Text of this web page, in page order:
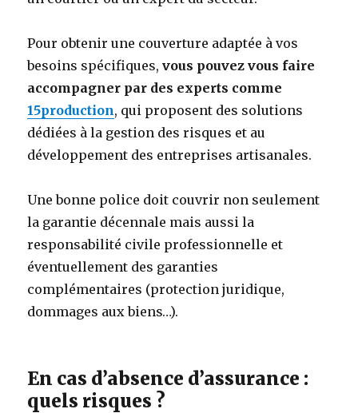
Pour obtenir une couverture adaptée à vos
besoins spécifiques,vous pouvez vous faire
accompagner par des experts comme
15production, qui proposent des solutions
dédiées à la gestion des risques et au
développement des entreprises artisanales.
Une bonne police doit couvrir non seulement
la garantie décennale mais aussi la
responsabilité civile professionnelle et
éventuellement des garanties
complémentaires (protection juridique,
dommages aux biens…).
En cas d’absence d’assurance :
quels risques ?